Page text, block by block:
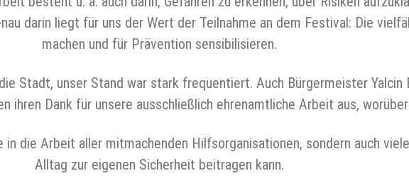
darin liegt für uns der Wert der Teilnahme an dem Festival: Die
machen und für Prävention sensibilisieren.
Stadt, unser Stand war stark frequentiert. Auch Bürgermeister Yalcin
ihren Dank für unsere ausschließlich ehrenamtliche Arbeit aus,
die Arbeit aller mitmachenden Hilfsorganisationen, sondern auch
Alltag zur eigenen Sicherheit beitragen kann.